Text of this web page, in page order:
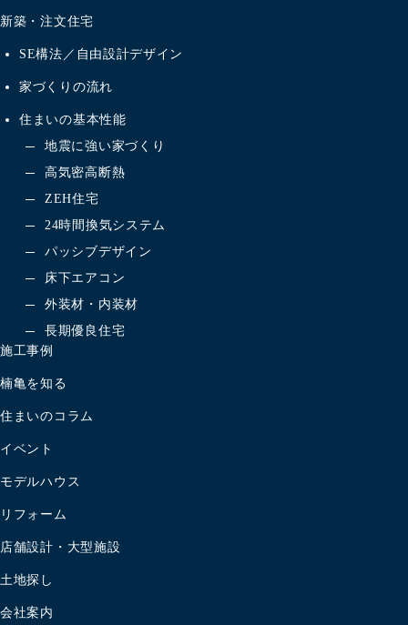
新築・注文住宅
SE構法／自由設計デザイン
家づくりの流れ
住まいの基本性能
地震に強い家づくり
高気密高断熱
ZEH住宅
24時間換気システム
パッシブデザイン
床下エアコン
外装材・内装材
長期優良住宅
施工事例
楠亀を知る
住まいのコラム
イベント
モデルハウス
リフォーム
店舗設計・大型施設
土地探し
会社案内